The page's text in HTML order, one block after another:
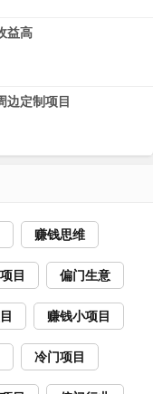
益高
边定制项目
赚钱思维
目 偏门生意
赚钱小项目
冷门项目